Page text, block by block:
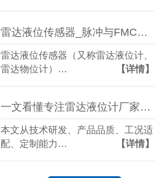
雷达液位传感器_脉冲与FMCW雷达选型指南_工作原理及应用
雷达液位传感器（又称雷达液位计、
雷达物位计）…
【详情】
一文看懂专注雷达液位计厂家有哪些优势
本文从技术研发、产品品质、工况适
配、定制能力…
【详情】